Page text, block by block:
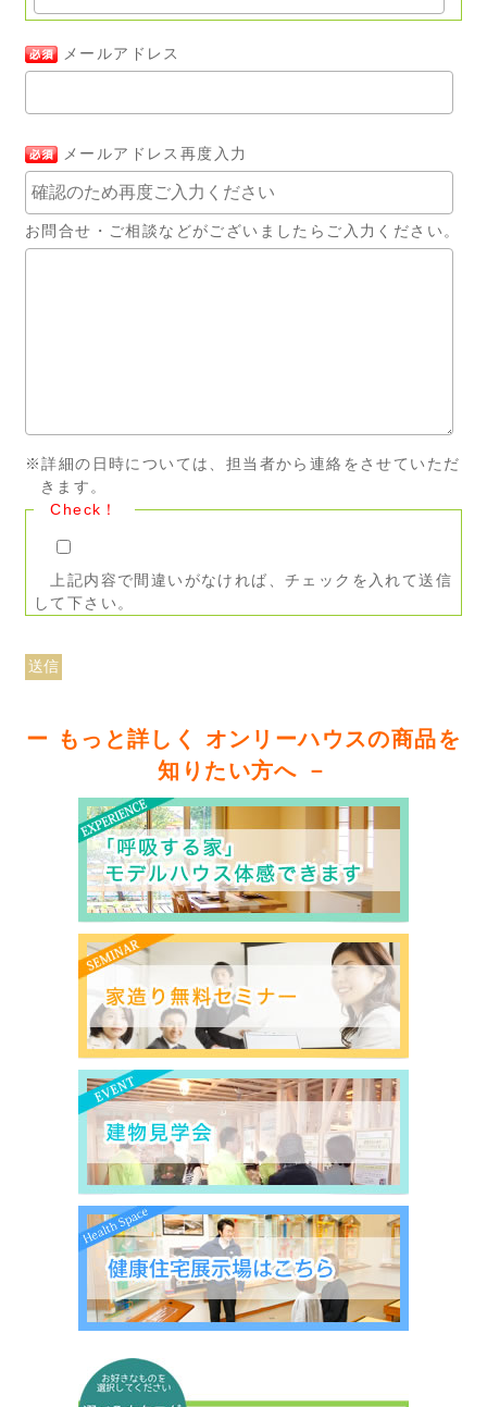
メールアドレス
メールアドレス再度入力
お問合せ・ご相談などがございましたらご入力ください。
※詳細の日時については、担当者から連絡をさせていただ
きます。
Check！
上記内容で間違いがなければ、チェックを入れて送信
して下さい。
ー もっと詳しく オンリーハウスの商品を
知りたい方へ －